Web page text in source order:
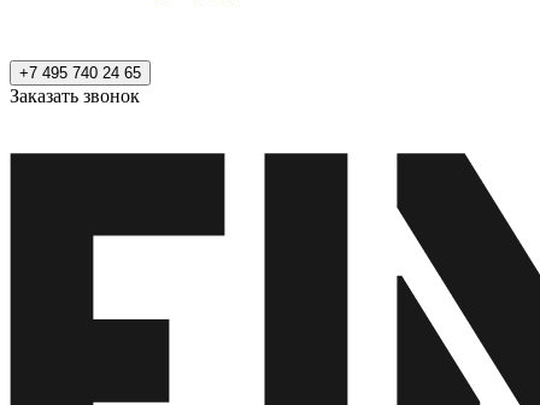
+7 495 740 24 65
Заказать звонок